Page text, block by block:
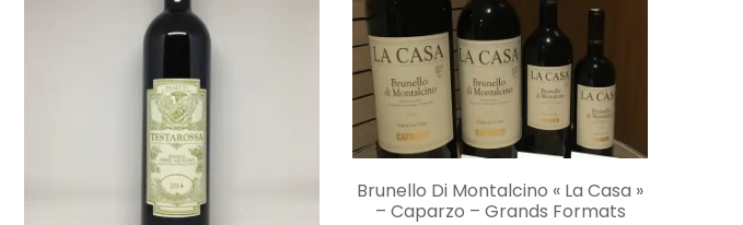
CHOIX DES OPTIONS
Brunello Di Montalcino « La Casa »
– Caparzo – Grands Formats